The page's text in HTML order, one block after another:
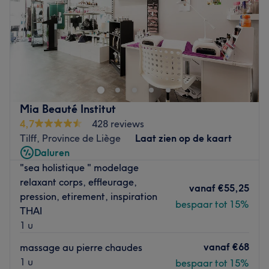
Zondag
Gesloten
Cliona Beauty est un institut de beauté situé à Saint-
Gilles en plein cœur de Bruxelles et à quelques minutes à
pied des métros Louise et Hotel de Monnaies et des trams
de la Place Stéphanie. Préparez-vous à une mise en
beauté intégrale et minutieuse de la tête aux pieds :
beautés des mains et des pieds, onglerie, soins du
visage, massages, soins du corps, traitements anti-
cellulite et amincissants, épilations à la cire et au laser
ou encore coiffures pour cheveux européens et afro sont
réalisés chez Cliona Beauty avec l'expertise et l'attention
qui caractérisent les professionnels de l'équipe. Pour tous
les goûts et tous les profils, Cliona Beauty est le havre de
beauté où vos atouts séduction seront magnifiés.
Mia Beauté Institut
4,7
428 reviews
Tilff, Province de Liège
Laat zien op de kaart
Daluren
"sea holistique " modelage
relaxant corps, effleurage,
pression, etirement, inspiration
THAI
1 u
vanaf €55,25
bespaar tot 15%
massage au pierre chaudes
1 u
vanaf €68
bespaar tot 15%